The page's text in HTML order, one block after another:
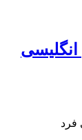
انگلیسی
فرد